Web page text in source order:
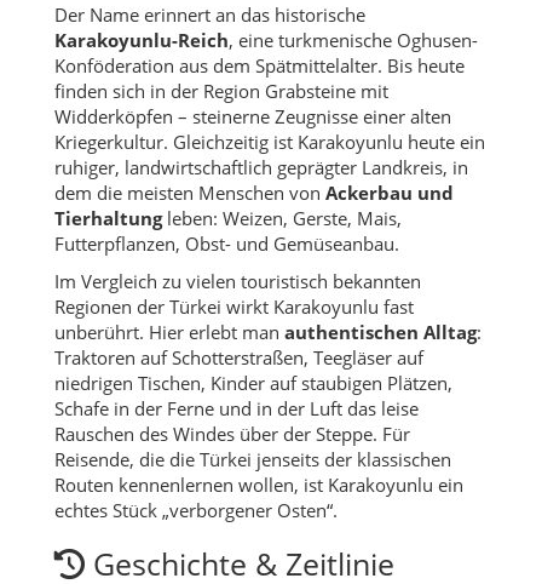
Der Name erinnert an das historische
Karakoyunlu-Reich, eine turkmenische Oghusen-
Konföderation aus dem Spätmittelalter. Bis heute
finden sich in der Region Grabsteine mit
Widderköpfen – steinerne Zeugnisse einer alten
Kriegerkultur. Gleichzeitig ist Karakoyunlu heute ein
ruhiger, landwirtschaftlich geprägter Landkreis, in
dem die meisten Menschen von Ackerbau und
Tierhaltungleben: Weizen, Gerste, Mais,
Futterpflanzen, Obst- und Gemüseanbau.
Im Vergleich zu vielen touristisch bekannten
Regionen der Türkei wirkt Karakoyunlu fast
unberührt. Hier erlebt man authentischen Alltag:
Traktoren auf Schotterstraßen, Teegläser auf
niedrigen Tischen, Kinder auf staubigen Plätzen,
Schafe in der Ferne und in der Luft das leise
Rauschen des Windes über der Steppe. Für
Reisende, die die Türkei jenseits der klassischen
Routen kennenlernen wollen, ist Karakoyunlu ein
echtes Stück „verborgener Osten“.
Geschichte & Zeitlinie